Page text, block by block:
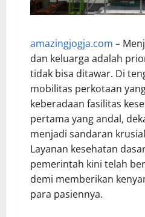
amazingjogja.com –
dan keluarga adalah
tidak bisa ditawar. Di
mobilitas perkotaan
keberadaan fasilitas
pertama yang andal,
menjadi sandaran
Layanan kesehatan
pemerintah kini telah
demi memberikan
para pasiennya.